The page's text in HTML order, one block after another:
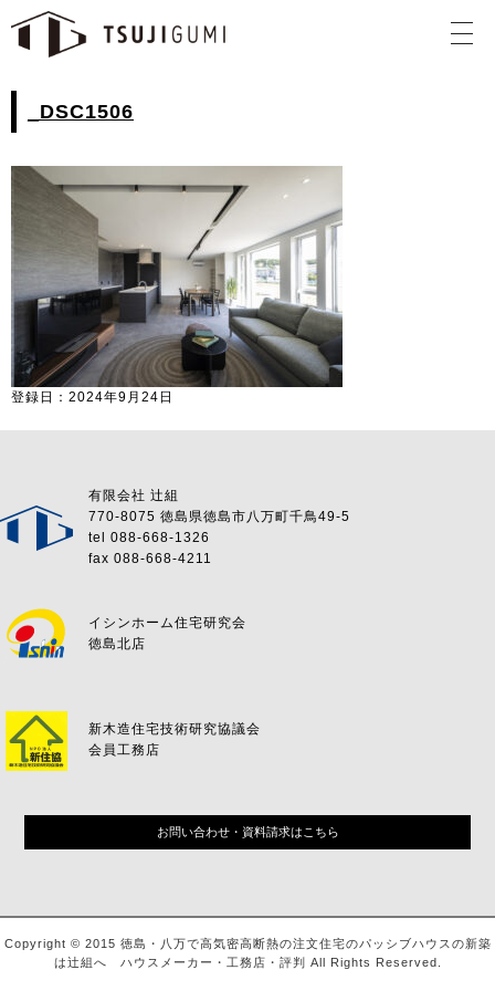
_DSC1506
登録日：2024年9月24日
有限会社 辻組
770-8075 徳島県徳島市八万町千鳥49-5
tel 088-668-1326
fax 088-668-4211
イシンホーム住宅研究会
徳島北店
新木造住宅技術研究協議会
会員工務店
お問い合わせ・資料請求はこちら
Copyright © 2015 徳島・八万で高気密高断熱の注文住宅のパッシブハウスの新築
は辻組へ ハウスメーカー・工務店・評判 All Rights Reserved.